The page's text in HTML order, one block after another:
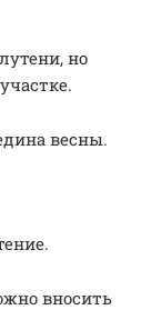
но
весны.
вносить